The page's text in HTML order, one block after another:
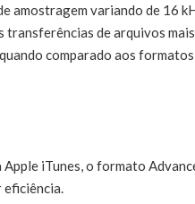
amostragem variando de 16
transferências de arquivos
comparado aos
iTunes, o formato
eficiência.